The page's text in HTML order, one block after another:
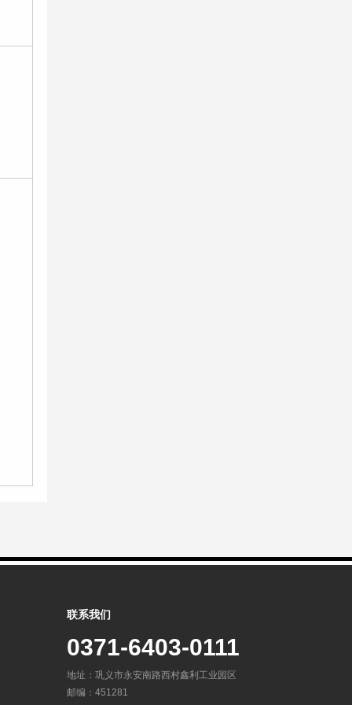
联系我们
0371-6403-0111
地址：巩义市永安南路西村鑫利工业园区
邮编：451281